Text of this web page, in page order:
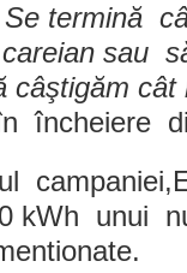
Se termină
careian sau
câştigăm
încheiere
kWh unui